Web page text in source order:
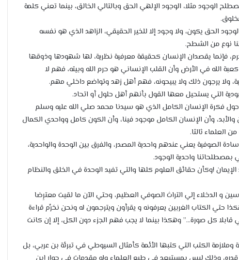
الوجود مثلا، الوجود الإلهي الحق وبالتالي الخالق، بينما تعني كلمة
الحق يكون، ولا وجود إلا للخير الحقيقي، الزاهد الذي هو نفسه
نوع من الشطح.
فإنما يقصدان الإنسان كحقيقة معرفية نظرية، لها شهودها وذوقها
الله في الأرض وأن القلب الإنساني هو حرم الله وبيته، فهم لا
ولا يرجون ذلك ولا يبيحونه، فهم أهل زهد وتواضع داخلي مهم.
التي يستحيل معها القول بأنهم أهل حلول أو اتحاد.
فكرة الإنسان الكامل الذي هو سيدنا محمد صلي الله عليه وسلم
وأن الإنسان الكامل موجود فينا، وأن الكون كامل وواحدي الكمال
العلماء ثالثا.
الصوفية يعني عندهم واحدية المصدر، والفرق بين الوحدة والواحدية،
بمصطلحاتنا واحدية الوجود.
!وكأن حقائق العلوم كلها والتي تفيد الوحدة في الخلق والنظام
و الدخلاء إلي التراث الصوفي العظيم، وحتي الآن ما لقيت معترِضا
حتي الكتاب الغربين يعرفونه و يقرأون ويترجمون له ونحن نحَرِّم قراءة
قابلا كل صورة…” وهكذا بينما لا يجب فهم الجزء دون الكل، إلا إن كانت
وملازمة الكتب التي كتبها الأئمة كأمثال السيوطي في تبرئة بن عربي، بل